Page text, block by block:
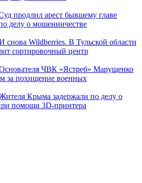
продлил арест бывшему главе
делу о мошенничестве
снова Wildberries. В Тульской области
сортировочный центр
ЧВК «Ястреб» Марущенко
за похищение военных
Крыма задержали по делу о
помощи 3D‑принтера